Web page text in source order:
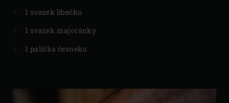
1 svazek libečku
1 svazek majoránky
1 palička česneku